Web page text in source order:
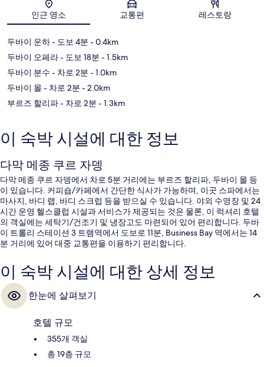
지도
인근 명소 교통편 레스토랑
두바이 운하- 도보 4분 - 0.4km
두바이 오페라- 도보 18분 - 1.5km
두바이 분수 - 차로 2분 - 1.0km
두바이 몰 - 차로 2분 - 2.0km
부르즈 할리파- 차로 2분 - 1.3km
이 숙박 시설에 대한 정보
다막 메종 쿠르 자뎅
다막 메종 쿠르 자뎅에서 차로 5분 거리에는 부르즈 할리파, 두바이 몰 등
이 있습니다. 커피숍/카페에서 간단한 식사가 가능하며, 이곳 스파에서는
마사지, 바디 랩, 바디 스크럽 등을 받으실 수 있습니다. 야외 수영장 및 24
시간 운영 헬스클럽 시설과 서비스가 제공되는 것은 물론, 이 럭셔리 호텔
의 객실에는 세탁기/건조기 및 냉장고도 마련되어 있어 편리합니다. 두바
이 트롤리 스테이션 3 트램역에서 도보로 11분, Business Bay 역에서는 14
분 거리에 있어 대중 교통편을 이용하기 편리합니다.
이 숙박 시설에 대한 상세 정보
한눈에 살펴보기
호텔 규모
355개 객실
총 19층 규모